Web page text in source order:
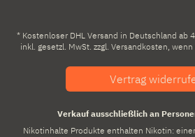
* Kostenloser DHL Versand in Deutschland ab
inkl. gesetzl. MwSt. zzgl. Versandkosten,
Vertrag
Verkauf ausschließlich an
Nikotinhalte Produkte enthalten Nikotin: